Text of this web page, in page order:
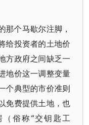
那个马歇尔注脚，
给投资者的土地价
方政府之间缺乏一
地价这一调整变量
个典型的市价准则
免费提供土地，也
俗称“交钥匙工